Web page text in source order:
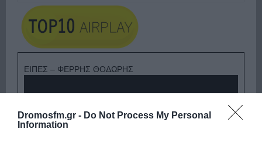
Dromosfm.gr - Do Not Process My Personal
Information
ΕΙΠΕΣ – ΦΕΡΡΗΣ ΘΟΔΩΡΗΣ